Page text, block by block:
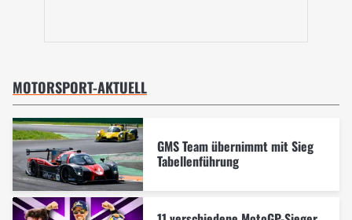
MOTORSPORT-AKTUELL
GMS Team übernimmt mit Sieg
Tabellenführung